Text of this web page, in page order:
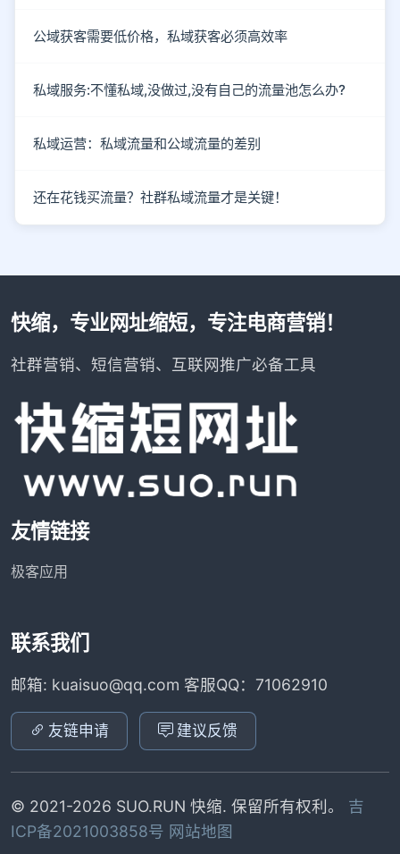
公域获客需要低价格，私域获客必须高效率
私域服务:不懂私域,没做过,没有自己的流量池怎么办?
私域运营：私域流量和公域流量的差别
还在花钱买流量？社群私域流量才是关键！
快缩，专业网址缩短，专注电商营销！
社群营销、短信营销、互联网推广必备工具
友情链接
极客应用
联系我们
邮箱: kuaisuo@qq.com 客服QQ：71062910
友链申请 建议反馈
© 2021-2026 SUO.RUN 快缩. 保留所有权利。 吉
ICP备2021003858号 网站地图